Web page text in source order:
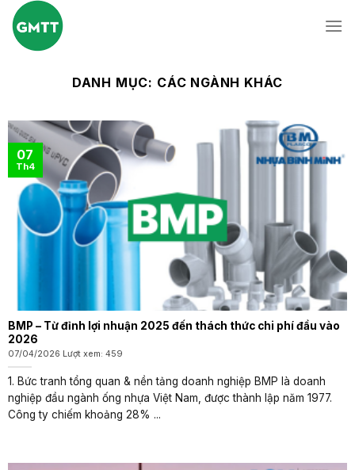
Skip
content
DANH MỤC: CÁC NGÀNH KHÁC
BMP – Từ đỉnh lợi nhuận 2025 đến thách thức chi phí đầu vào
2026
07/04/2026 Lượt xem: 459
1. Bức tranh tổng quan & nền tảng doanh nghiệp BMP là doanh
nghiệp đầu ngành ống nhựa Việt Nam, được thành lập năm 1977.
Công ty chiếm khoảng 28% ...
07
Th4